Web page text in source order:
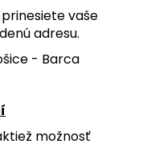
vaše
adresu.
- Barca
možnosť